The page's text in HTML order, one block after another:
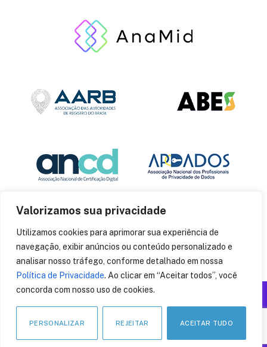
Valorizamos sua privacidade
Utilizamos cookies para aprimorar sua experiência de
navegação, exibir anúncios ou conteúdo personalizado e
analisar nosso tráfego, conforme detalhado em nossa
Política de Privacidade. Ao clicar em “Aceitar todos”, você
concorda com nosso uso de cookies.
PERSONALIZAR REJEITAR ACEITAR TUDO
© 2014CryptoID. Todos os direitos reservados.
LinkedIn
Facebook
Instagram
X